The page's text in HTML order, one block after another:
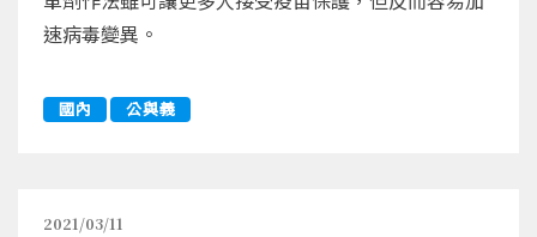
速病毒變異。
國內 公與義
2021/03/11